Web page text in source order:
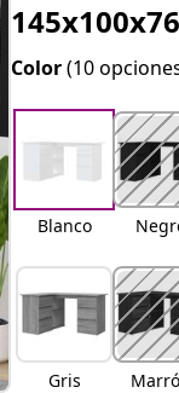
Color(10
Blanco
Gris